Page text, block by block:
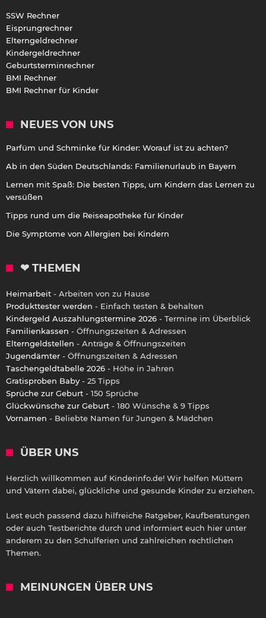
SSW Rechner
Eisprungrechner
Elterngeldrechner
Kindergeldrechner
Geburtsterminrechner
BMI Rechner
BMI Rechner für Kinder
NEUES VON UNS
Parfüm und Schminke für Kinder: Worauf ist zu achten?
Ab in den Süden Deutschlands: Familienurlaub in Bayern
Lernen mit Spaß: Die besten Tipps, um Kindern das Lernen zu
versüßen
Tipps rund um die Reiseapotheke für Kinder
Die Symptome von Allergien bei Kindern
❤ THEMEN
Heimarbeit - Arbeiten von zu Hause
Produkttester werden - Einfach testen & behalten
Kindergeld Auszahlungstermine 2026 - Termine im Überblick
Familienkassen - Öffnungszeiten & Adressen
Elterngeldstellen - Anträge & Öffnungszeiten
Jugendämter - Öffnungszeiten & Adressen
Taschengeldtabelle 2026 - Höhe in Jahren
Gratisproben Baby - 25 Tipps
Sprüche zur Geburt - 150 Sprüche
Glückwünsche zur Geburt - 180 Wünsche & 9 Tipps
Vornamen - Beliebte Namen für Jungen & Mädchen
ÜBER UNS
Herzlich willkommen auf Kinderinfo.de! Wir helfen Müttern
und Vätern dabei, glückliche und gesunde Kinder zu erziehen.
Lest euch passend dazu hilfreiche Ratgeber, Kaufberatungen
oder auch Testberichte durch und informiert euch hier unter
anderem zu den Schulferien und zahlreichen rechtlichen
Themen.
MEINUNGEN ÜBER UNS